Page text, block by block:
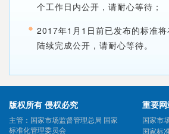
个工作日内公开，请耐心等待；
2017年1月1日前已发布的标准
陆续完成公开，请耐心等待。
版权所有 侵权必究
主管：国家市场监督管理总局 国家
标准化管理委员会
重要
国家市
国家标